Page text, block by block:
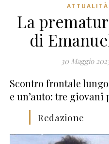
ATTUALITÀ
La
di
30 Maggio
Scontro frontale
e un’auto: tre giovani
Redazione